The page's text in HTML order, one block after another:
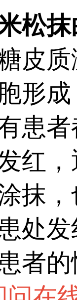
抹
质
形
患
红
抹
处
者的